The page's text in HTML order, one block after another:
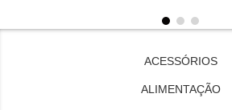
ACESSÓRIOS
ALIMENTAÇÃO